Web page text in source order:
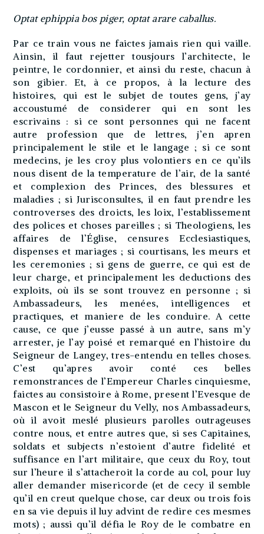
Optat ephippia bos piger, optat arare caballus.
Par ce train vous ne faictes jamais rien qui vaille.
Ainsin, il faut rejetter tousjours l’architecte, le
peintre, le cordonnier, et ainsi du reste, chacun à
son gibier. Et, à ce propos, à la lecture des
histoires, qui est le subjet de toutes gens, j’ay
accoustumé de considerer qui en sont les
escrivains : si ce sont personnes qui ne facent
autre profession que de lettres, j’en apren
principalement le stile et le langage ; si ce sont
medecins, je les croy plus volontiers en ce qu’ils
nous disent de la temperature de l’air, de la santé
et complexion des Princes, des blessures et
maladies ; si Jurisconsultes, il en faut prendre les
controverses des droicts, les loix, l’establissement
des polices et choses pareilles ; si Theologiens, les
affaires de l’Église, censures Ecclesiastiques,
dispenses et mariages ; si courtisans, les meurs et
les ceremonies ; si gens de guerre, ce qui est de
leur charge, et principalement les deductions des
exploits, où ils se sont trouvez en personne ; si
Ambassadeurs, les menées, intelligences et
practiques, et maniere de les conduire. A cette
cause, ce que j’eusse passé à un autre, sans m’y
arrester, je l’ay poisé et remarqué en l’histoire du
Seigneur de Langey, tres-entendu en telles choses.
C’est qu’apres avoir conté ces belles
remonstrances de l’Empereur Charles cinquiesme,
faictes au consistoire à Rome, present l’Evesque de
Mascon et le Seigneur du Velly, nos Ambassadeurs,
où il avoit meslé plusieurs parolles outrageuses
contre nous, et entre autres que, si ses Capitaines,
soldats et subjects n’estoient d’autre fidelité et
suffisance en l’art militaire, que ceux du Roy, tout
sur l’heure il s’attacheroit la corde au col, pour luy
aller demander misericorde (et de cecy il semble
qu’il en creut quelque chose, car deux ou trois fois
en sa vie depuis il luy advint de redire ces mesmes
mots) ; aussi qu’il défia le Roy de le combatre en